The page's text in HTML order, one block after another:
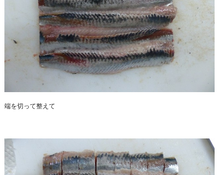
端を切って整えて